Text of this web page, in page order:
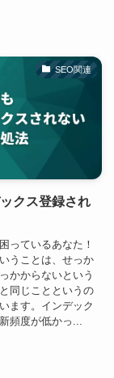
SEO関連
クス登録され
っているあなた！
うことは、せっか
かからないという
同じことというの
ます。インデック
頻度が低かっ...